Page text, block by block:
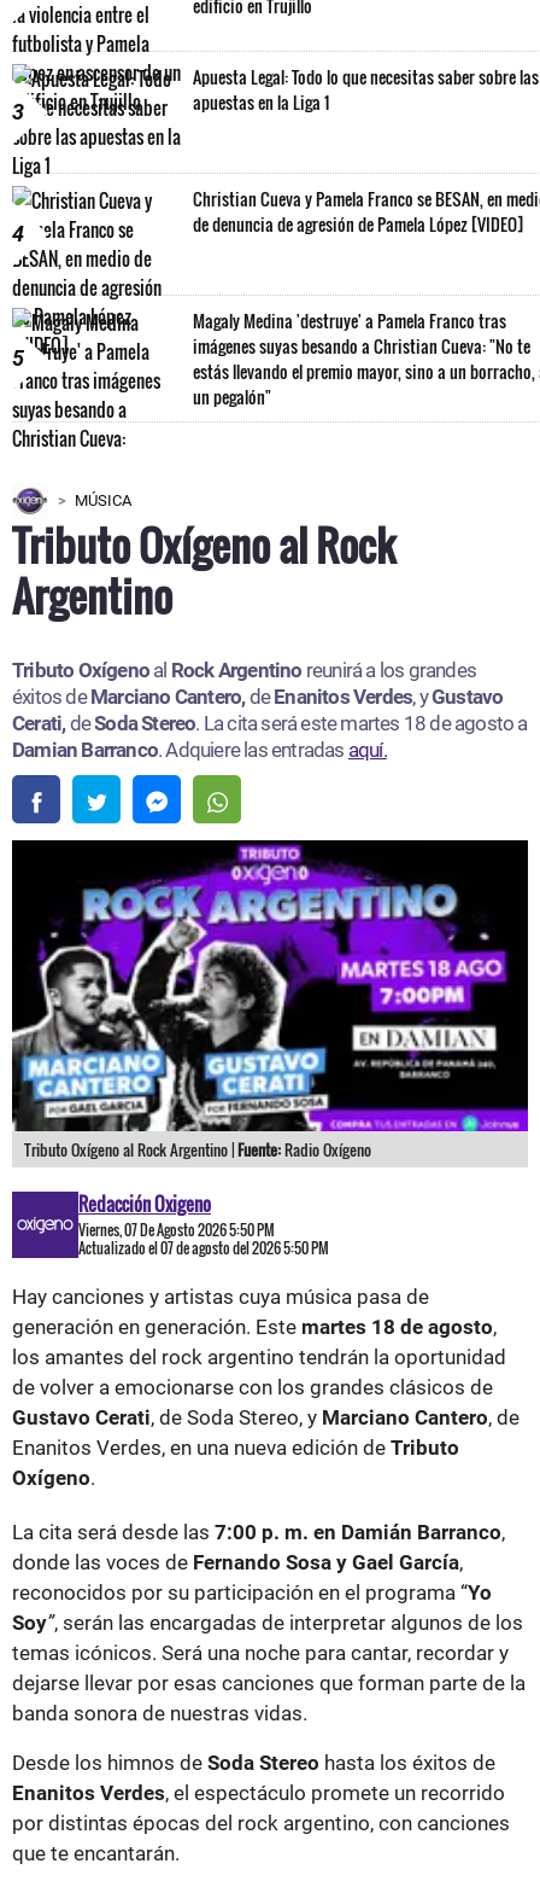
edificio en Trujillo
3
Apuesta Legal: Todo lo que necesitas saber sobre las
apuestas en la Liga 1
4
Christian Cueva y Pamela Franco se BESAN, en
de denuncia de agresión de Pamela López [VIDEO]
5
Magaly Medina 'destruye' a Pamela Franco tras
imágenes suyas besando a Christian Cueva: "No te
estás llevando el premio mayor, sino a un borracho,
un pegalón"
MÚSICA
Tributo Oxígeno al Rock
Argentino
Tributo Oxígeno al Rock Argentino reunirá a los grandes
éxitos deMarciano Cantero,deEnanitos Verdes, yGustavo
Cerati,deSoda Stereo. La cita será este martes 18 de agosto a
Damian Barranco. Adquiere las entradas aquí.
Tributo Oxígeno al Rock Argentino |Fuente:Radio Oxígeno
Redacción Oxigeno
Viernes, 07 De Agosto 2026 5:50 PM
Actualizado el 07 de agosto del 2026 5:50 PM
Hay canciones y artistas cuya música pasa de
generación en generación. Este martes 18 de agosto,
los amantes del rock argentino tendrán la oportunidad
de volver a emocionarse con los grandes clásicos de
Gustavo Cerati, de Soda Stereo, y Marciano Cantero, de
Enanitos Verdes, en una nueva edición de Tributo
Oxígeno.
La cita será desde las 7:00 p. m. en Damián Barranco,
donde las voces de Fernando Sosa y Gael García,
reconocidos por su participación en el programa “Yo
Soy”, serán las encargadas de interpretar algunos de los
temas icónicos. Será una noche para cantar, recordar y
dejarse llevar por esas canciones que forman parte de la
banda sonora de nuestras vidas.
Desde los himnos de Soda Stereo hasta los éxitos de
Enanitos Verdes, el espectáculo promete un recorrido
por distintas épocas del rock argentino, con canciones
que te encantarán.